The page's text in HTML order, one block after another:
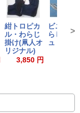
紺トロピカ
ル・わらじ
掛け(凧人オ
リジナル)
3,850 円
ビニール
らじ ベー
ュ
>